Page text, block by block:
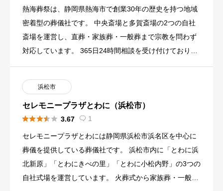
熱海葬祭は、静岡県熱海市で創業30年の歴史を持つ地域
密着型の葬儀社です。 中央斎場と多賀斎場の2つの自社
斎場を運営し、直葬・家族葬・一般葬まで宗教を問わず
対応しています。 365日24時間相談を受け付けており、
浜松市
セレモニープラザとわに（浜松市）
 3.67  1
セレモニープラザとわには静岡県浜松市浜名区を中心に
葬儀を提供している葬儀社です。 浜松市内に「とわに浜
北新原」「とわにきべの里」「とわに小松内野」の3つの
自社式場を運営しています。 火葬式から家族葬・一般葬